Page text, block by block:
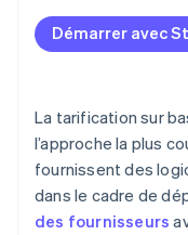
Fixer une limite
Démarrer avec
La tarification sur
l’approche la plus
fournissent des
dans le cadre de
des fournisseurs